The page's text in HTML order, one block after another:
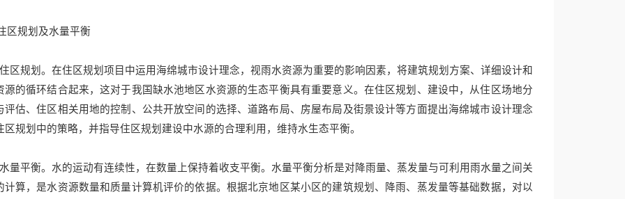
区规划及水量平衡
区规划。在住区规划项目中运用海绵城市设计理念，视雨水资源为重要的影响因素，将建筑规划方案、详细设计和
源的循环结合起来，这对于我国缺水池地区水资源的生态平衡具有重要意义。在住区规划、建设中，从住区场地分
评估、住区相关用地的控制、公共开放空间的选择、道路布局、房屋布局及街景设计等方面提出海绵城市设计理念
区规划中的策略，并指导住区规划建设中水源的合理利用，维持水生态平衡。
量平衡。水的运动有连续性，在数量上保持着收支平衡。水量平衡分析是对降雨量、蒸发量与可利用雨水量之间关
计算，是水资源数量和质量计算机评价的依据。根据北京地区某小区的建筑规划、降雨、蒸发量等基础数据，对以